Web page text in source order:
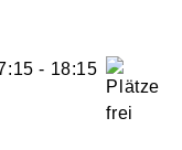
- 18:15